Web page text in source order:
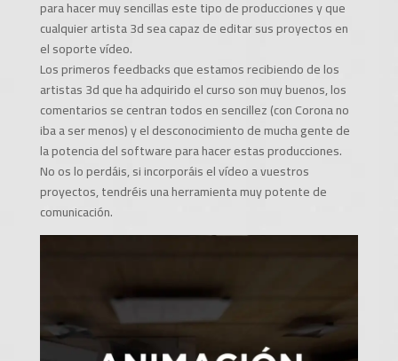
para hacer muy sencillas este tipo de producciones y que
cualquier artista 3d sea capaz de editar sus proyectos en
el soporte vídeo.
Los primeros feedbacks que estamos recibiendo de los
artistas 3d que ha adquirido el curso son muy buenos, los
comentarios se centran todos en sencillez (con Corona no
iba a ser menos) y el desconocimiento de mucha gente de
la potencia del software para hacer estas producciones.
No os lo perdáis, si incorporáis el vídeo a vuestros
proyectos, tendréis una herramienta muy potente de
comunicación.